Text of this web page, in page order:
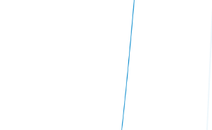
бассейна
бассейна